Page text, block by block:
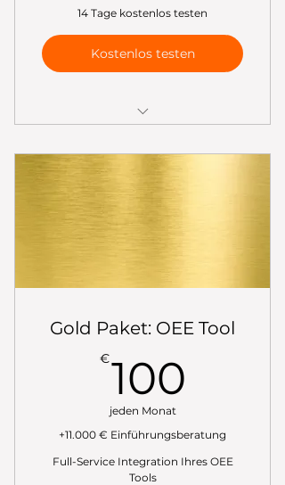
14 Tage kostenlos testen
Kostenlos testen
Ihrer Prozesse
✅ Individuelle Anpassung des
OEE Tools
✅ Inkl. 36 Stunden Experten-
Gold Paket: OEE Tool
€100
jeden Monat
+11.000 € Einführungsberatung
Full-Service Integration Ihres OEE
Tools